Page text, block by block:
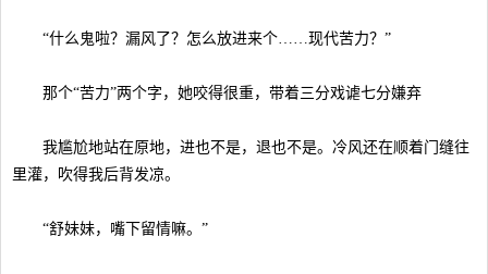
“什么鬼啦？漏风了？怎么放进来个……现代苦力？”
那个“苦力”两个字，她咬得很重，带着三分戏谑七分嫌弃
我尴尬地站在原地，进也不是，退也不是。冷风还在顺着门缝往
里灌，吹得我后背发凉。
“舒妹妹，嘴下留情嘛。”